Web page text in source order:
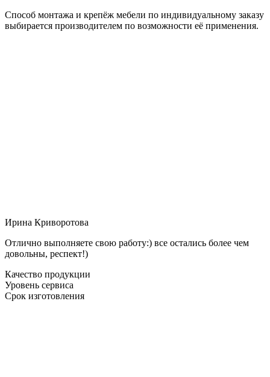
Способ монтажа и крепёж мебели по индивидуальному заказу
выбирается производителем по возможности её применения.
Ирина Криворотова
Отлично выполняете свою работу:) все остались более чем
довольны, респект!)
Качество продукции
Уровень сервиса
Срок изготовления